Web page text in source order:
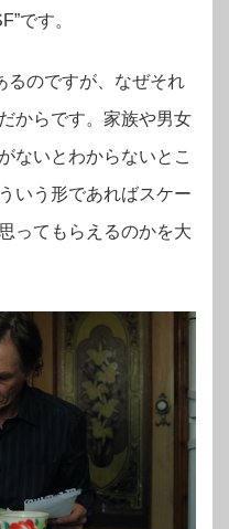
です。
るのですが、なぜそれ
からです。家族や男女
ないとわからないとこ
いう形であればスケー
ってもらえるのかを大